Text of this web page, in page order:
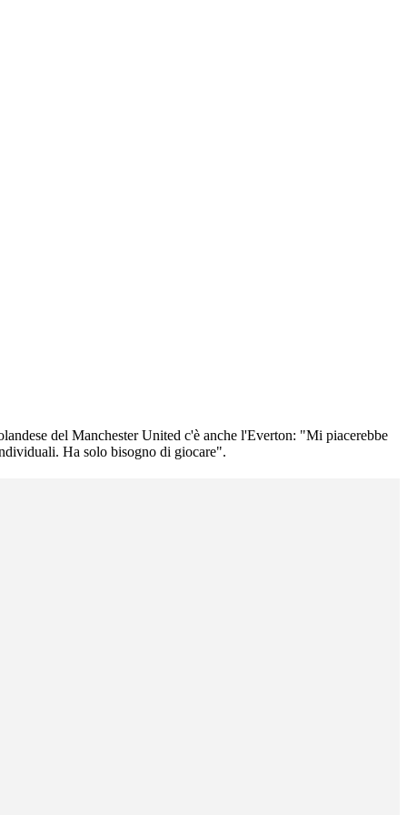
del Manchester United c'è anche l'Everton: "Mi piacerebbe
Ha solo bisogno di giocare".